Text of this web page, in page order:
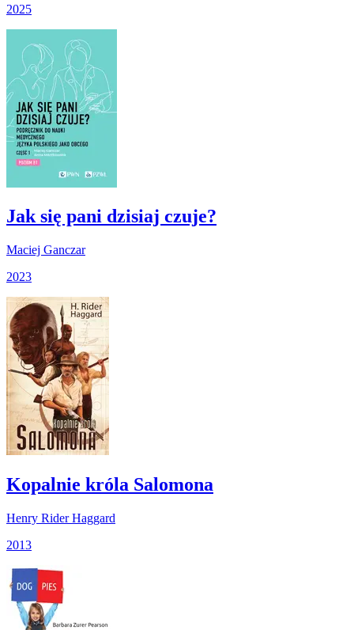
2025
Jak się pani dzisiaj czuje?
Maciej Ganczar
2023
Kopalnie króla Salomona
Henry Rider Haggard
2013